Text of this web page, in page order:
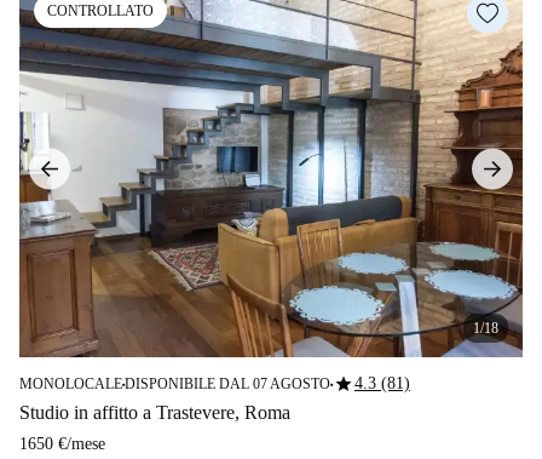
CONTROLLATO
1/18
MONOLOCALE■DISPONIBILE DAL 07 AGOSTO■star4.3 (81)
Studio in affitto a Trastevere, Roma
1650 €/mese